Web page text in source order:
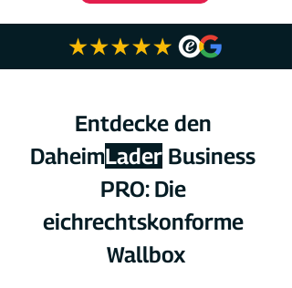
Click2Charge App & Anleitung zur
Einrichtung
Schrauben & Dübel
Entdecke den
DaheimLader Business
PRO: Die
eichrechtskonforme
Wallbox